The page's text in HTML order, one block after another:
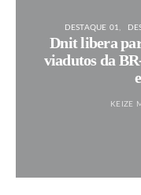
DESTAQUE 01
Dnit libera
viadutos da
KEIZE